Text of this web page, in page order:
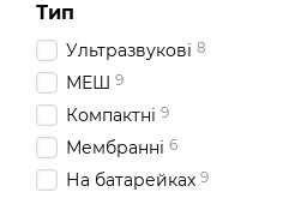
Тип
Ультразвукові 8
МЕШ 9
Компактні 9
Мембранні 6
На батарейках 9